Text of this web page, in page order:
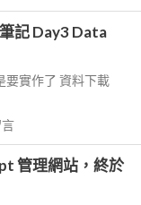
記 Day3 Data
要實作了 資料下載
管理網站，終於